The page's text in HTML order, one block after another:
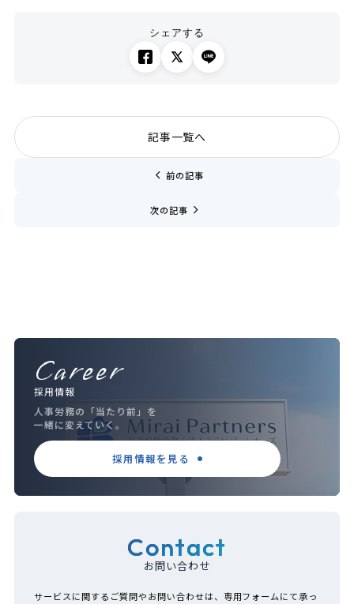
シェアする
chevron_left 前の記事
記事一覧へ
次の記事 navigate_next
Career
採用情報
人事労務の「当たり前」を
一緒に変えていく。
採用情報を見る
Contact
お問い合わせ
サービスに関するご質問やお問い合わせは、専用フォームにて承っ